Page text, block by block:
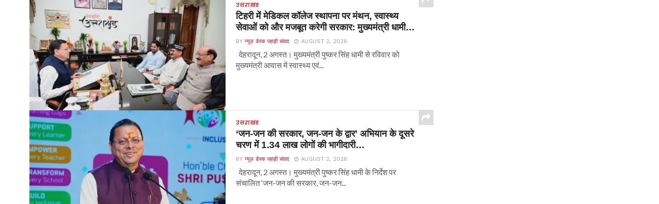
उत्तराखंड
टिहरी में मेडिकल कॉलेज स्थापना पर मंथन, स्वास्थ्य
सेवाओं को और मजबूत करेगी सरकार: मुख्यमंत्री धामी…
BYन्यूज़ डेस्क पहाड़ी संवाद AUGUST 2, 2026
देहरादून, 2 अगस्त। मुख्यमंत्री पुष्कर सिंह धामी से रविवार को
मुख्यमंत्री आवास में स्वास्थ्य एवं...
उत्तराखंड
‘जन-जन की सरकार, जन-जन के द्वार’ अभियान के दूसरे
चरण में 1.34 लाख लोगों की भागीदारी…
BYन्यूज़ डेस्क पहाड़ी संवाद AUGUST 2, 2026
देहरादून, 2 अगस्त। मुख्यमंत्री पुष्कर सिंह धामी के निर्देश पर
संचालित ‘जन-जन की सरकार, जन-जन...